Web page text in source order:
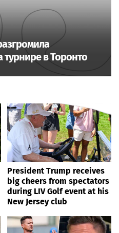
турнире в Торонто
President Trump receives
big cheers from spectators
during LIV Golf event at his
New Jersey club